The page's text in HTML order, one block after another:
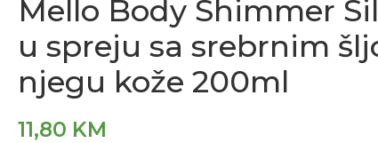
Mello Body Shimmer
u spreju sa srebrnim
njegu kože 200ml
11,80 KM